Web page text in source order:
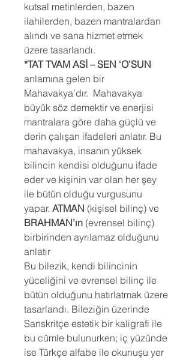
kutsal metinlerden, bazen
ilahilerden, bazen mantralardan
alındı ve sana hizmet etmek
üzere tasarlandı.
*TAT TVAM ASİ – SEN ‘O’SUN
anlamına gelen bir
Mahavakya’dır. Mahavakya
büyük söz demektir ve enerjisi
mantralara göre daha güçlü ve
derin çalışan ifadeleri anlatır. Bu
mahavakya, insanın yüksek
bilincin kendisi olduğunu ifade
eder ve kişinin var olan her şey
ile bütün olduğu vurgusunu
yapar. ATMAN (kişisel bilinç) ve
BRAHMAN’ın (evrensel bilinç)
birbirinden ayrılamaz olduğunu
anlatır
Bu bilezik, kendi bilincinin
yüceliğini ve evrensel bilinç ile
bütün olduğunu hatırlatmak üzere
tasarlandı. Bileziğin üzerinde
Sanskritçe estetik bir kaligrafi ile
bu cümle bulunurken; iç yüzünde
ise Türkçe alfabe ile okunuşu yer